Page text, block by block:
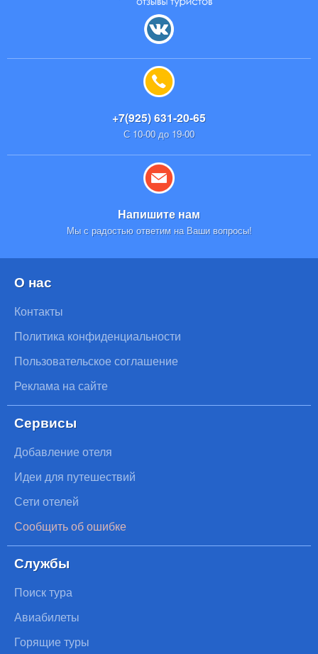
+7(925) 631-20-65
С 10-00 до 19-00
Напишите нам
Мы с радостью ответим на Ваши вопросы!
О нас
Контакты
Политика конфиденциальности
Пользовательское соглашение
Реклама на сайте
Сервисы
Добавление отеля
Идеи для путешествий
Сети отелей
Сообщить об ошибке
Службы
Поиск тура
Авиабилеты
Горящие туры